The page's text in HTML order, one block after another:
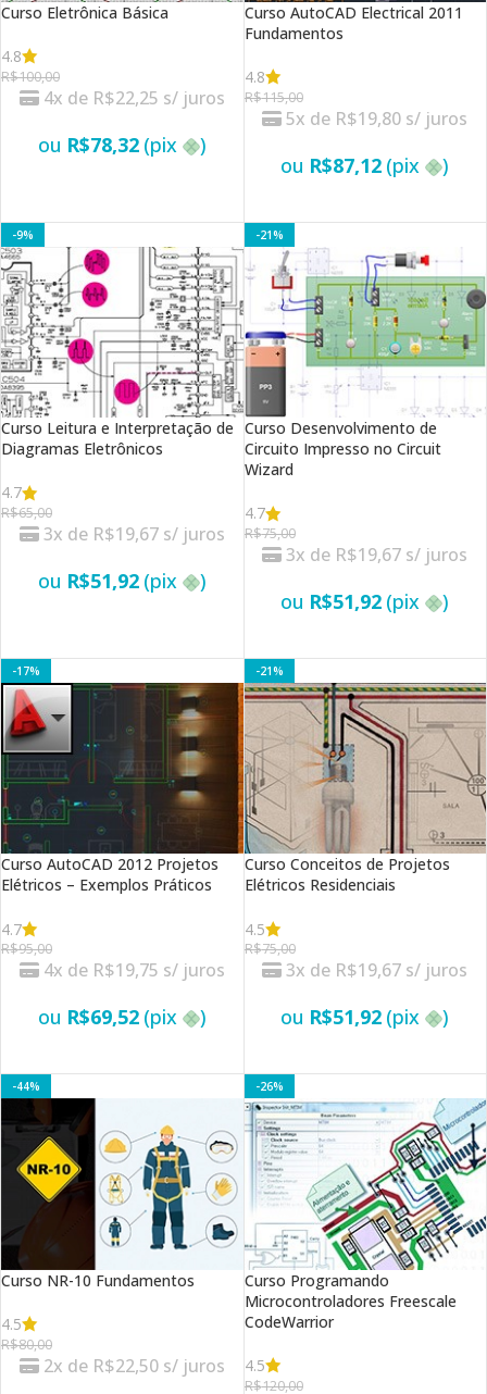
Curso Eletrônica Básica
4.8
R$100,00
4x de R$22,25 s/ juros
ou R$78,32 (pix )
Curso AutoCAD Electrical 2011
Fundamentos
4.8
R$115,00
5x de R$19,80 s/ juros
ou R$87,12 (pix )
-9%
Curso Leitura e Interpretação de
Diagramas Eletrônicos
4.7
R$65,00
3x de R$19,67 s/ juros
ou R$51,92 (pix )
-21%
Curso Desenvolvimento de
Circuito Impresso no Circuit
Wizard
4.7
R$75,00
3x de R$19,67 s/ juros
ou R$51,92 (pix )
-17%
Curso AutoCAD 2012 Projetos
Elétricos – Exemplos Práticos
4.7
R$95,00
4x de R$19,75 s/ juros
ou R$69,52 (pix )
-21%
Curso Conceitos de Projetos
Elétricos Residenciais
4.5
R$75,00
3x de R$19,67 s/ juros
ou R$51,92 (pix )
-44%
Curso NR-10 Fundamentos
4.5
R$80,00
2x de R$22,50 s/ juros
-26%
Curso Programando
Microcontroladores Freescale
CodeWarrior
4.5
R$120,00